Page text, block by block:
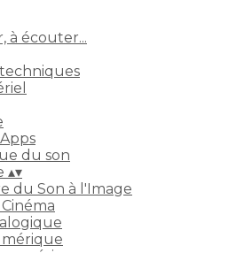
à écouter...
du son
▴▾
du Son à l'Image